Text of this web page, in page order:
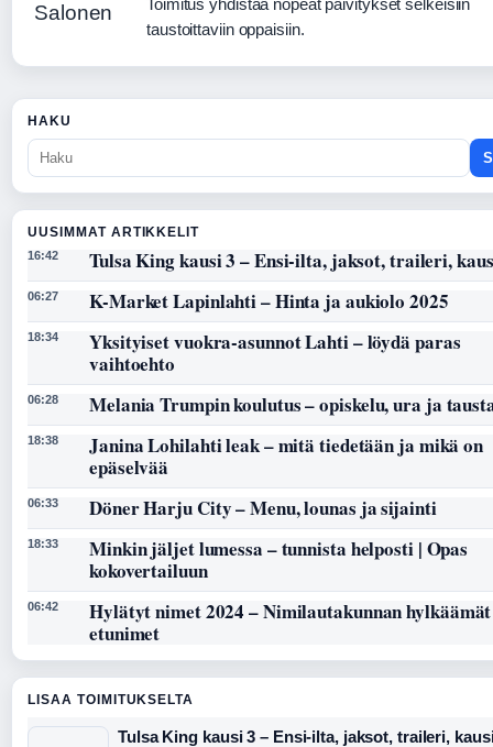
taustoittaviin oppaisiin.
HAKU
UUSIMMAT ARTIKKELIT
16:42 Tulsa King kausi 3 – Ensi-ilta, jaksot, traileri,
06:27 K-Market Lapinlahti – Hinta ja aukiolo 2025
18:34
Yksityiset vuokra-asunnot Lahti – löydä paras
vaihtoehto
06:28 Melania Trumpin koulutus – opiskelu, ura ja
18:38
Janina Lohilahti leak – mitä tiedetään ja mikä on
epäselvää
06:33 Döner Harju City – Menu, lounas ja sijainti
18:33
Minkin jäljet lumessa – tunnista helposti | Opas
kokovertailuun
06:42
Hylätyt nimet 2024 – Nimilautakunnan hylkäämät
etunimet
LISAA TOIMITUKSELTA
Tulsa King kausi 3 – Ensi-ilta, jaksot, traileri,